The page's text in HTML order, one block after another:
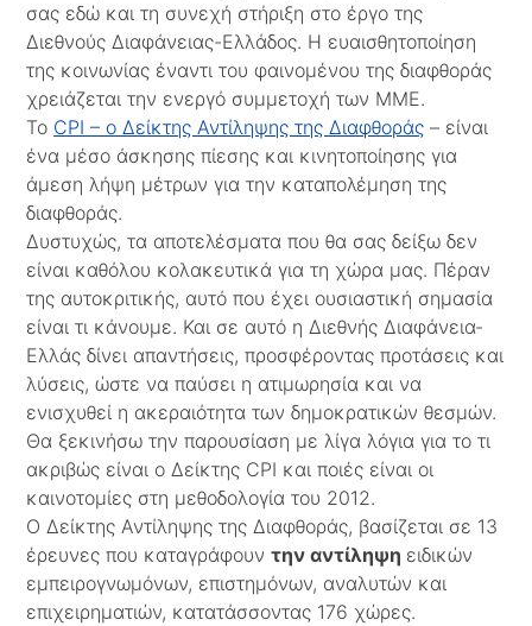
σας εδώ και τη συνεχή στήριξη στο έργο της
Διεθνούς Διαφάνειας-Ελλάδος. Η ευαισθητοποίηση
της κοινωνίας έναντι του φαινομένου της διαφθοράς
χρειάζεται την ενεργό συμμετοχή των ΜΜΕ.
Το CPI – ο Δείκτης Αντίληψης της Διαφθοράς – είναι
ένα μέσο άσκησης πίεσης και κινητοποίησης για
άμεση λήψη μέτρων για την καταπολέμηση της
διαφθοράς.
Δυστυχώς, τα αποτελέσματα που θα σας δείξω δεν
είναι καθόλου κολακευτικά για τη χώρα μας. Πέραν
της αυτοκριτικής, αυτό που έχει ουσιαστική σημασία
είναι τι κάνουμε. Και σε αυτό η Διεθνής Διαφάνεια-
Ελλάς δίνει απαντήσεις, προσφέροντας προτάσεις και
λύσεις, ώστε να παύσει η ατιμωρησία και να
ενισχυθεί η ακεραιότητα των δημοκρατικών θεσμών.
Θα ξεκινήσω την παρουσίαση με λίγα λόγια για το τι
ακριβώς είναι ο Δείκτης CPI και ποιές είναι οι
καινοτομίες στη μεθοδολογία του 2012.
Ο Δείκτης Αντίληψης της Διαφθοράς, βασίζεται σε 13
έρευνες που καταγράφουντην αντίληψη ειδικών
εμπειρογνωμόνων, επιστημόνων, αναλυτών και
επιχειρηματιών, κατατάσσοντας 176 χώρες.